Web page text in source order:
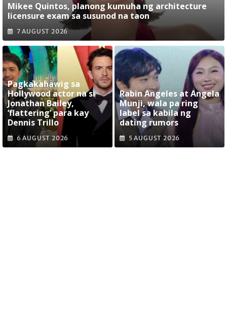
Mikee Quintos, planong kumuha ng architecture
licensure exam sa susunod na taon
7 AUGUST 2026
Pagkakahawig sa
Hollywood actor na si
Jonathan Bailey,
‘flattering’ para kay
Dennis Trillo
6 AUGUST 2026
Rabin Angeles at Angela
Munji, wala pa ring
label sa kabila ng
dating rumors
5 AUGUST 2026